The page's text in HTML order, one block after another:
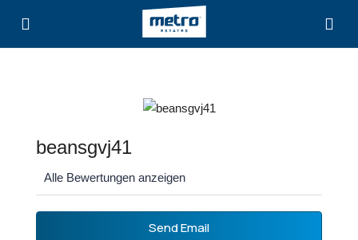
beansgvj41
Alle Bewertungen anzeigen
Send Email